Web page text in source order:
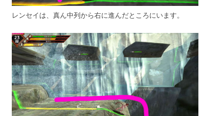
レンセイは、真ん中列から右に進んだところにいます。